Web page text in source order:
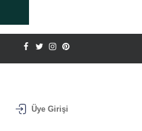
Üye Girişi